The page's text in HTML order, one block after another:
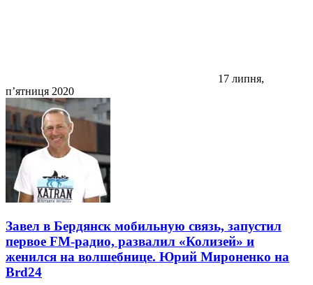
17 липня,
п’ятниця 2020
Завел в Бердянск мобильную связь, запустил
первое FM-радио, развалил «Колизей» и
женился на волшебнице. Юрий Мироненко на
Brd24